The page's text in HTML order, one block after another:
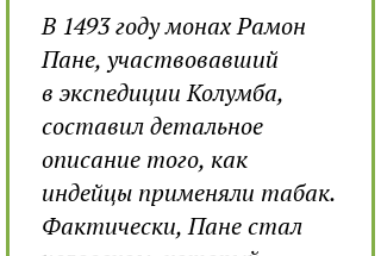
В 1493 году монах Рамон
Пане, участвовавший
в экспедиции Колумба,
составил детальное
описание того, как
индейцы применяли табак.
Фактически, Пане стал